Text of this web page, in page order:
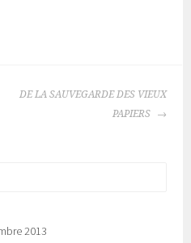
DE LA SAUVEGARDE DES VIEUX
PAPIERS
2013